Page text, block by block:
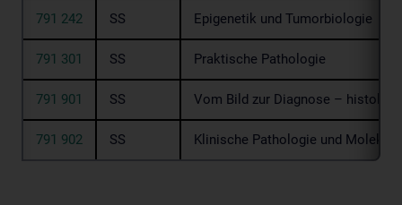
791 242 SS Epigenetik und Tumorbiologie
791 301 SS Praktische Pathologie
791 901 SS Vom Bild zur Diagnose –
791 902 SS Klinische Pathologie und